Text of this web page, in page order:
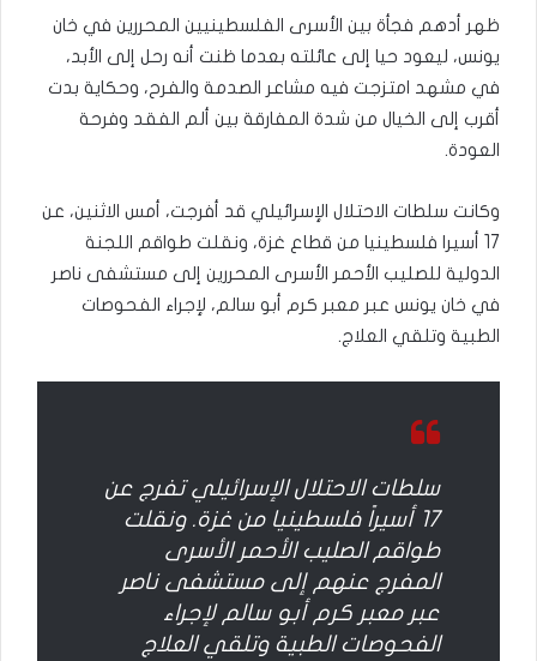
ظهر أدهم فجأة بين الأسرى الفلسطينيين المحررين في خان
يونس، ليعود حيا إلى عائلته بعدما ظنت أنه رحل إلى الأبد،
في مشهد امتزجت فيه مشاعر الصدمة والفرح، وحكاية بدت
أقرب إلى الخيال من شدة المفارقة بين ألم الفقد وفرحة
العودة.
وكانت سلطات الاحتلال الإسرائيلي قد أفرجت، أمس الاثنين، عن
17 أسيرا فلسطينيا من قطاع غزة، ونقلت طواقم اللجنة
الدولية للصليب الأحمر الأسرى المحررين إلى مستشفى ناصر
في خان يونس عبر معبر كرم أبو سالم، لإجراء الفحوصات
الطبية وتلقي العلاج.
سلطات الاحتلال الإسرائيلي تفرج عن
17 أسيراً فلسطينيا من غزة. ونقلت
طواقم الصليب الأحمر الأسرى
المفرج عنهم إلى مستشفى ناصر
عبر معبر كرم أبو سالم لإجراء
الفحوصات الطبية وتلقي العلاج